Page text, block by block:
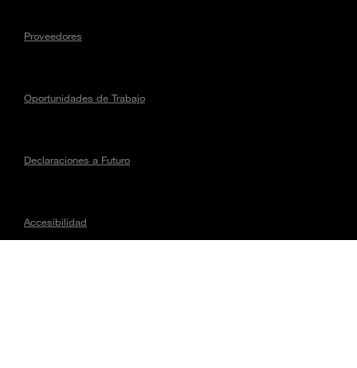
Proveedores
Oportunidades de Trabajo
Declaraciones a Futuro
Accesibilidad